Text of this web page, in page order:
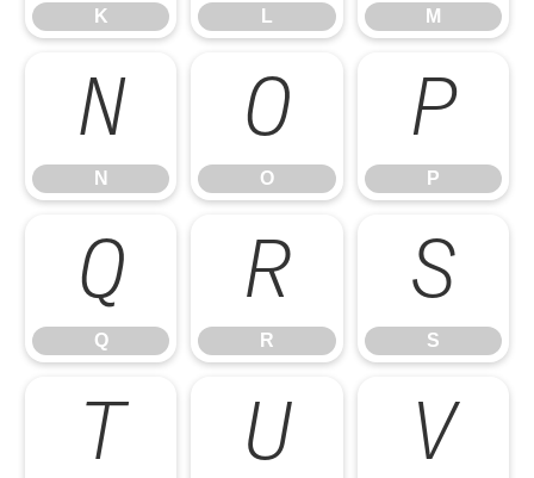
K L M
N
N
O
O
P
P
Q
Q
R
R
S
S
T U V